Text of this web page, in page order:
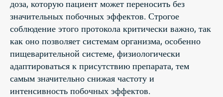
доза, которую пациент может переносить без
значительных побочных эффектов. Строгое
соблюдение этого протокола критически важно, так
как оно позволяет системам организма, особенно
пищеварительной системе, физиологически
адаптироваться к присутствию препарата, тем
самым значительно снижая частоту и
интенсивность побочных эффектов.